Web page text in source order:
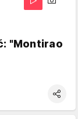
"Montirao